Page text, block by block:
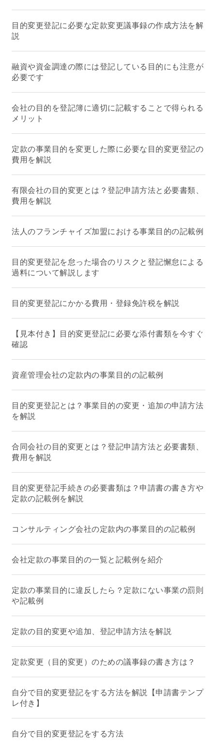
目的変更登記に必要な定款変更議事録の作成方法を解
説
融資や資金調達の際には登記している目的にも注意が
必要です
会社の目的を登記簿に適切に記載することで得られる
メリット
定款の事業目的を変更した際に必要な目的変更登記の
費用を解説
有限会社の目的変更とは？登記申請方法と必要書類、
費用を解説
法人のフランチャイズ加盟における事業目的の記載例
目的変更登記を怠った場合のリスクと登記懈怠による
過料について解説します
目的変更登記にかかる費用・登録免許税を解説
【見本付き】目的変更登記に必要な添付書類を今すぐ
確認
資産管理会社の定款内の事業目的の記載例
目的変更登記とは？事業目的の変更・追加の申請方法
を解説
合同会社の目的変更とは？登記申請方法と必要書類、
費用を解説
目的変更登記手続きの必要書類は？申請書の書き方や
定款の記載例を解説
コンサルティング会社の定款内の事業目的の記載例
会社定款の事業目的の一覧と記載例を紹介
定款の事業目的に違反したら？定款にない事業の罰則
や記載例
定款の目的変更や追加、登記申請方法を解説
定款変更（目的変更）のための議事録の書き方は？
自分で目的変更登記をする方法を解説【申請書テンプ
レ付き】
自分で目的変更登記をする方法